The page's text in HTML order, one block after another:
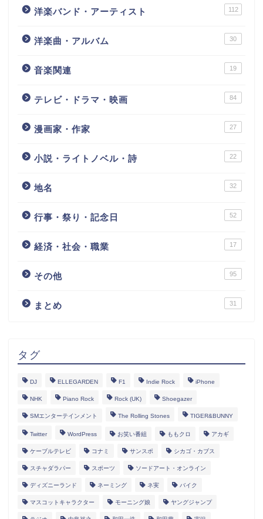
洋楽バンド・アーティスト 112
洋楽曲・アルバム 30
音楽関連 19
テレビ・ドラマ・映画 84
漫画家・作家 27
小説・ライトノベル・詩 22
地名 32
行事・祭り・記念日 52
経済・社会・職業 17
その他 95
まとめ 31
タグ
DJ ELLEGARDEN F1 Indie Rock iPhone
NHK Piano Rock Rock (UK) Shoegazer
SMエンターテインメント The Rolling Stones TIGER&BUNNY
Twitter WordPress お笑い番組 ももクロ アカギ
ケーブルテレビ コナミ サンスポ シカゴ・カブス
スチャダラパー スポーツ ソードアート・オンライン
ディズニーランド ネーミング ネ実 バイク
マスコットキャラクター モーニング娘 ヤングジャンプ